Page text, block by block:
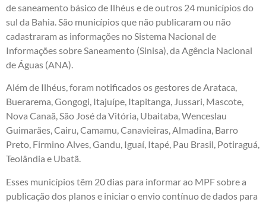
de saneamento básico de Ilhéus e de outros 24 municípios do
sul da Bahia. São municípios que não publicaram ou não
cadastraram as informações no Sistema Nacional de
Informações sobre Saneamento (Sinisa), da Agência Nacional
de Águas (ANA).
Além de Ilhéus, foram notificados os gestores de Arataca,
Buerarema, Gongogi, Itajuípe, Itapitanga, Jussari, Mascote,
Nova Canaã, São José da Vitória, Ubaitaba, Wenceslau
Guimarães, Cairu, Camamu, Canavieiras, Almadina, Barro
Preto, Firmino Alves, Gandu, Iguaí, Itapé, Pau Brasil, Potiraguá,
Teolândia e Ubatã.
Esses municípios têm 20 dias para informar ao MPF sobre a
publicação dos planos e iniciar o envio contínuo de dados para